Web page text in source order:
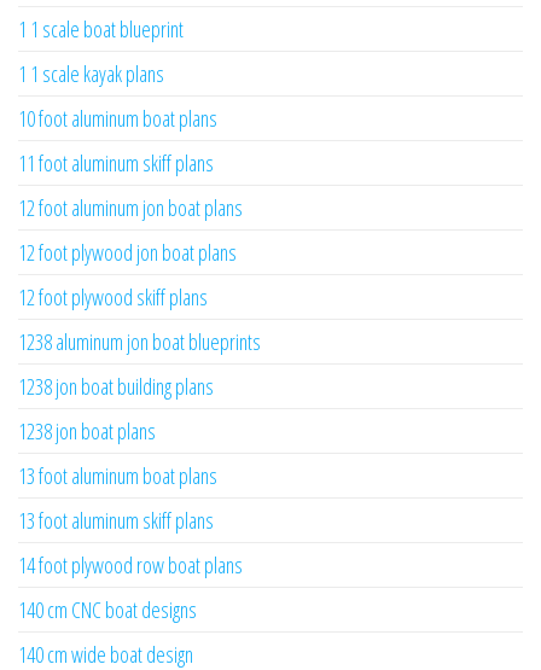
1 1 scale boat blueprint
1 1 scale kayak plans
10 foot aluminum boat plans
11 foot aluminum skiff plans
12 foot aluminum jon boat plans
12 foot plywood jon boat plans
12 foot plywood skiff plans
1238 aluminum jon boat blueprints
1238 jon boat building plans
1238 jon boat plans
13 foot aluminum boat plans
13 foot aluminum skiff plans
14 foot plywood row boat plans
140 cm CNC boat designs
140 cm wide boat design